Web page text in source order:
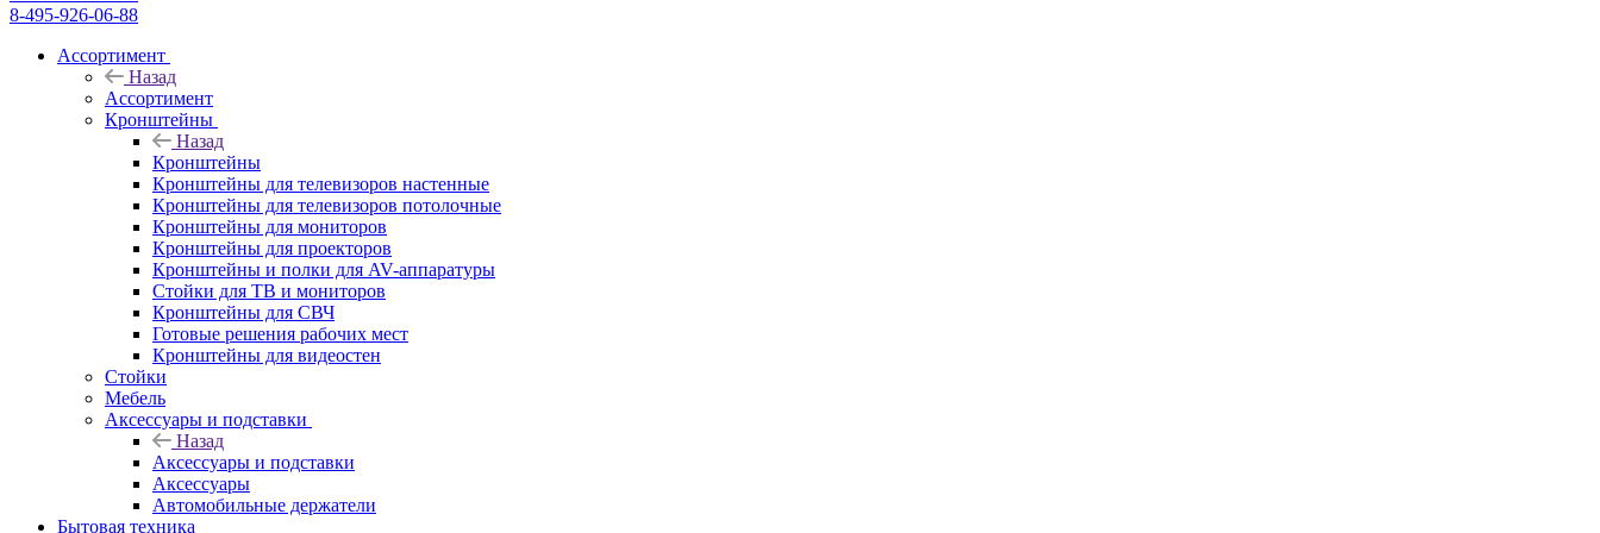
8-495-926-06-88
Ассортимент
Назад
Ассортимент
Кронштейны
Назад
Кронштейны
Кронштейны для телевизоров настенные
Кронштейны для телевизоров потолочные
Кронштейны для мониторов
Кронштейны для проекторов
Кронштейны и полки для AV-аппаратуры
Стойки для ТВ и мониторов
Кронштейны для СВЧ
Готовые решения рабочих мест
Кронштейны для видеостен
Стойки
Мебель
Аксессуары и подставки
Назад
Аксессуары и подставки
Аксессуары
Автомобильные держатели
Бытовая техника